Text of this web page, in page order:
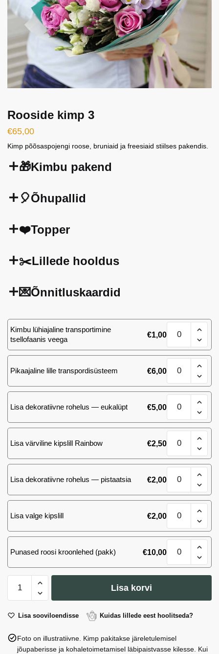
Rooside kimp 3
€65,00
Kimp põõsaspojengi roose, bruniaid ja freesiaid stiilses pakendis.
🎁Kimbu pakend
🎈Õhupallid
❤️Topper
✂️Lillede hooldus
💌Õnnitluskaardid
Kimbu lühiajaline transportimine
tsellofaanis veega
€1,00 kimp
3
kogus
Pikaajaline lille transpordisüsteem
€6,00 kimp
3
kogus
Lisa dekoratiivne rohelus — eukalüpt
€5,00 kimp
3
kogus
Lisa värviline kipslill Rainbow
€2,50 kimp
3
kogus
Lisa dekoratiivne rohelus — pistaatsia
€2,00 kimp
3
kogus
Lisa valge kipslill
€2,00 kimp
3
kogus
Punased roosi kroonlehed (pakk)
€10,00 kimp
3
kogus
kimp
kogus
Lisa korvi
Lisa sooviloendisse Kuidas lillede eest hoolitseda?
Foto on illustratiivne. Kimp pakitakse järeletulemisel
jõupaberisse ja kohaletoimetamisel läbipaistvasse kilesse. Kui